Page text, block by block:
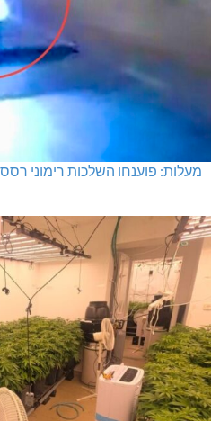
נחל כזיב: חילוץ בעומס החום הכבד